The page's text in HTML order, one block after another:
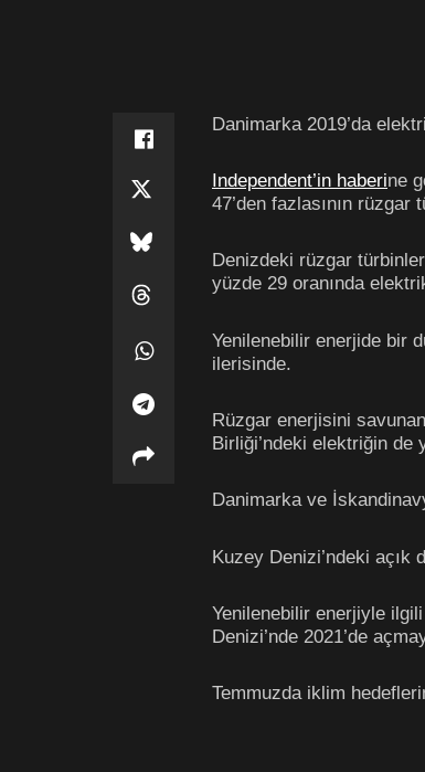
Danimarka 2019’da
Independent’in haberine
47’den fazlasının
Denizdeki rüzgar
yüzde 29 oranında
Yenilenebilir enerjide bir
ilerisinde.
Rüzgar enerjisini
Birliği’ndeki elektriğin de
Danimarka ve
Kuzey Denizi’ndeki açık
Yenilenebilir enerjiyle
Denizi’nde 2021’de
Temmuzda iklim